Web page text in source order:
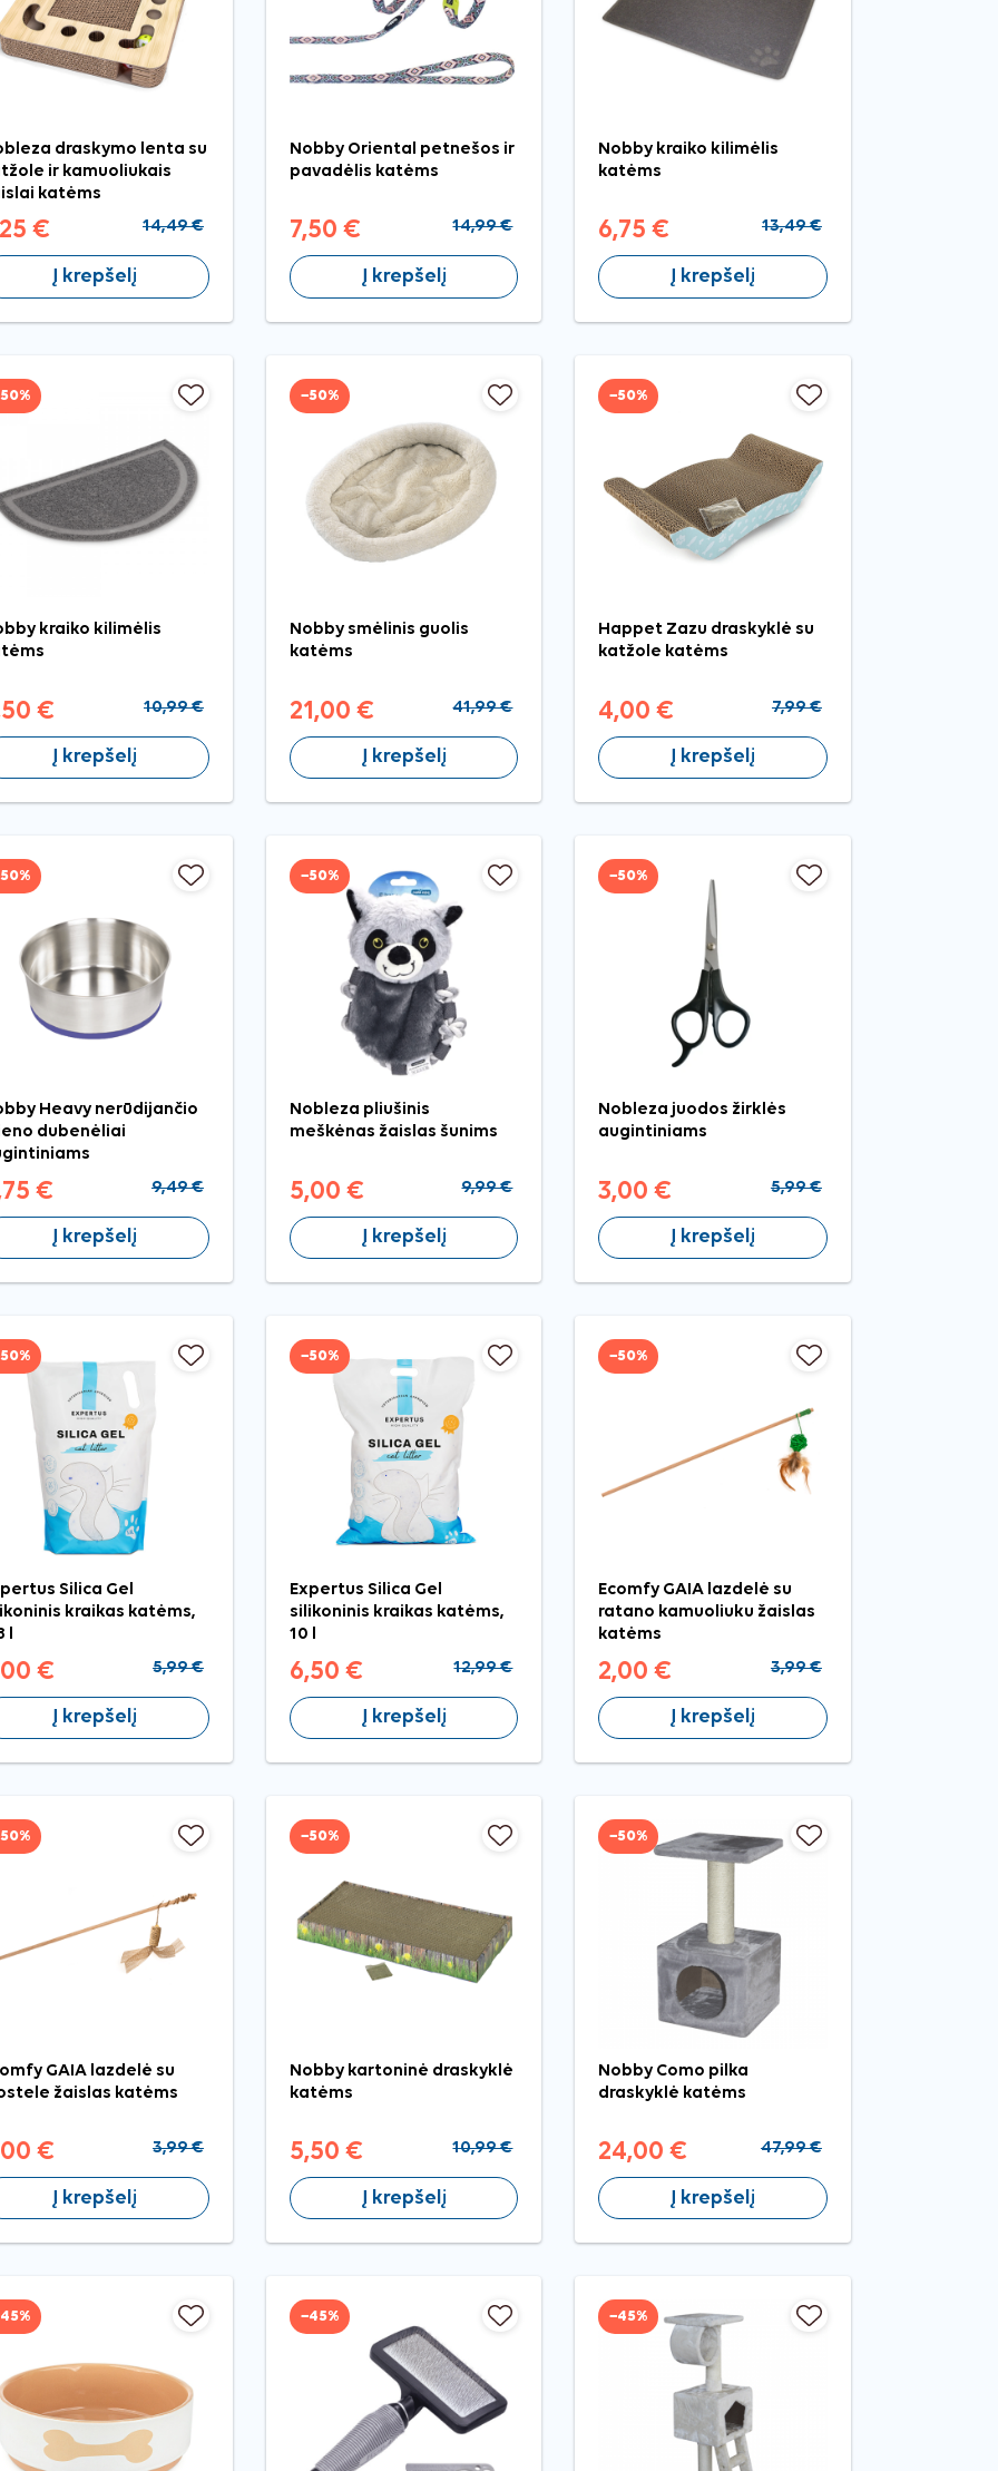
draskymo lenta su
ir kamuoliukais
katėms
€ 14,49 €
Į krepšelį
Nobby Oriental petnešos ir
pavadėlis katėms
7,50 € 14,99 €
Į krepšelį
Nobby kraiko kilimėlis
katėms
6,75 € 13,49 €
Į krepšelį
kraiko kilimėlis
€ 10,99 €
Į krepšelį
−50%
Nobby smėlinis guolis
katėms
21,00 € 41,99 €
Į krepšelį
−50%
Happet Zazu draskyklė su
katžole katėms
4,00 € 7,99 €
Į krepšelį
Heavy nerūdijančio
dubenėliai
€ 9,49 €
Į krepšelį
−50%
Nobleza pliušinis
meškėnas žaislas šunims
5,00 € 9,99 €
Į krepšelį
−50%
Nobleza juodos žirklės
augintiniams
3,00 € 5,99 €
Į krepšelį
Silica Gel
kraikas katėms,
l
€ 5,99 €
Į krepšelį
−50%
Expertus Silica Gel
silikoninis kraikas katėms,
10 l
6,50 € 12,99 €
Į krepšelį
−50%
Ecomfy GAIA lazdelė su
ratano kamuoliuku žaislas
katėms
2,00 € 3,99 €
Į krepšelį
GAIA lazdelė su
žaislas katėms
€ 3,99 €
Į krepšelį
−50%
Nobby kartoninė draskyklė
katėms
5,50 € 10,99 €
Į krepšelį
−50%
Nobby Como pilka
draskyklė katėms
24,00 € 47,99 €
Į krepšelį
−45% −45%